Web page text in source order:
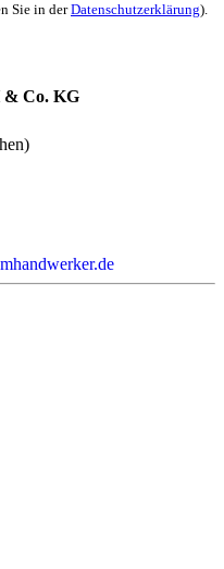
Sie in derDatenschutzerklärung).
& Co. KG